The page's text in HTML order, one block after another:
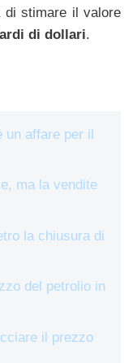
di stimare il valore
di dollari.
un affare per il
ma la vendite
la chiusura di
del petrolio in
il prezzo